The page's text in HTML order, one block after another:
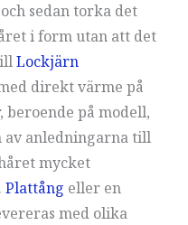
sedan torka det
i form utan att det
Lockjärn
direkt värme på
på modell,
av anledningarna till
mycket
Plattång eller en
med olika